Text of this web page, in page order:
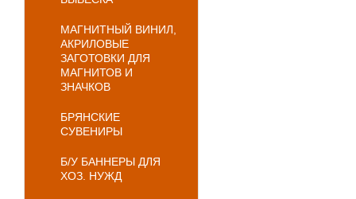
МАГНИТНЫЙ ВИНИЛ,
АКРИЛОВЫЕ
ЗАГОТОВКИ ДЛЯ
МАГНИТОВ И
ЗНАЧКОВ
БРЯНСКИЕ
СУВЕНИРЫ
Б/У БАННЕРЫ ДЛЯ
ХОЗ. НУЖД